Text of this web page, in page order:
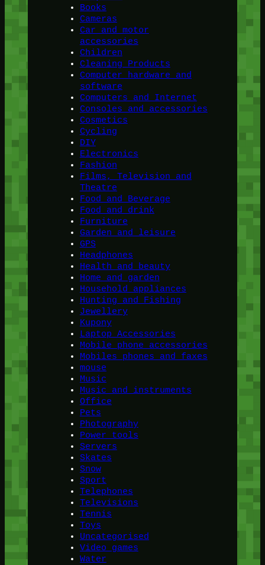
Books
Cameras
Car and motor
accessories
Children
Cleaning Products
Computer hardware and
software
Computers and Internet
Consoles and accessories
Cosmetics
Cycling
DIY
Electronics
Fashion
Films, Television and
Theatre
Food and Beverage
Food and drink
Furniture
Garden and leisure
GPS
Headphones
Health and beauty
Home and garden
Household appliances
Hunting and Fishing
Jewellery
Kupony
Laptop Accessories
Mobile phone accessories
Mobiles phones and faxes
mouse
Music
Music and instruments
Office
Pets
Photography
Power tools
Servers
Skates
Snow
Sport
Telephones
Televisions
Tennis
Toys
Uncategorised
Video games
Water